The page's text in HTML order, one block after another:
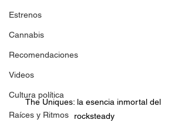
Estrenos
Cannabis
Recomendaciones
Videos
Cultura política
Raíces y Ritmos
The Uniques: la esencia inmortal del
rocksteady